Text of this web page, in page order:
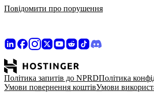
Повідомити про порушення
Політика запитів до NPRDПолітика
Умови повернення коштівУмови